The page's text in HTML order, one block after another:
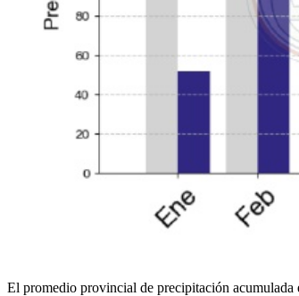
El promedio provincial de precipitación acumulada